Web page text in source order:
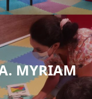
MYRIAM